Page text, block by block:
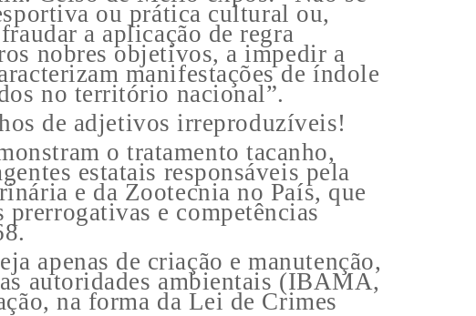
ou prática cultural ou,
a aplicação de regra
nobres objetivos, a impedir a
manifestações de índole
no território nacional”.
de adjetivos irreproduzíveis!
o tratamento tacanho,
estatais responsáveis pela
e da Zootecnia no País, que
e competências
apenas de criação e manutenção,
autoridades ambientais (IBAMA,
na forma da Lei de Crimes